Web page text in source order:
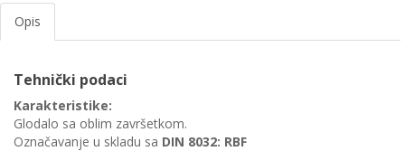
Pribor
za
zavarivanje
Alati
i
radionica
Opis
Tehnički podaci
Karakteristike:
Glodalo sa oblim završetkom.
Označavanje u skladu sa DIN 8032: RBF